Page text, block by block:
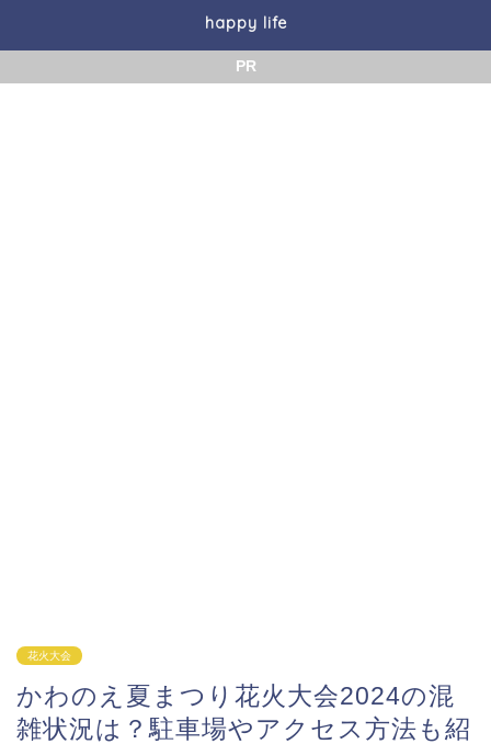
happy life
PR
花火大会
かわのえ夏まつり花火大会2024の混
雑状況は？駐車場やアクセス方法も紹